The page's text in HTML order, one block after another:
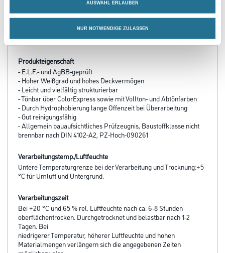
AUSWAHL ERLAUBEN
NUR NOTWENDIGE ZULASSEN
PRODUKTEIGENSCHAFTEN
Produkteigenschaft
- E.L.F.- und AgBB-geprüft
- Hoher Weißgrad und hohes Deckvermögen
- Leicht und vielfältig strukturierbar
- Tönbar über ColorExpress sowie mit Vollton- und Abtönfarben
- Durch Hydrophobierung lange Offenzeit bei Überarbeitung
- Gut reinigungsfähig
- Allgemein bauaufsichtliches Prüfzeugnis, Baustoffklasse nicht
brennbar nach DIN 4102-A2, PZ-Hoch-090261
Verarbeitungstemp./Luftfeuchte
Untere Temperaturgrenze bei der Verarbeitung und Trocknung:+5
°C für Umluft und Untergrund.
Verarbeitungszeit
Bei +20 °C und 65 % rel. Luftfeuchte nach ca. 6-8 Stunden
oberflächentrocken. Durchgetrocknet und belastbar nach 1-2
Tagen. Bei
niedrigerer Temperatur, höherer Luftfeuchte und hohen
Materialmengen verlängern sich die angegebenen Zeiten